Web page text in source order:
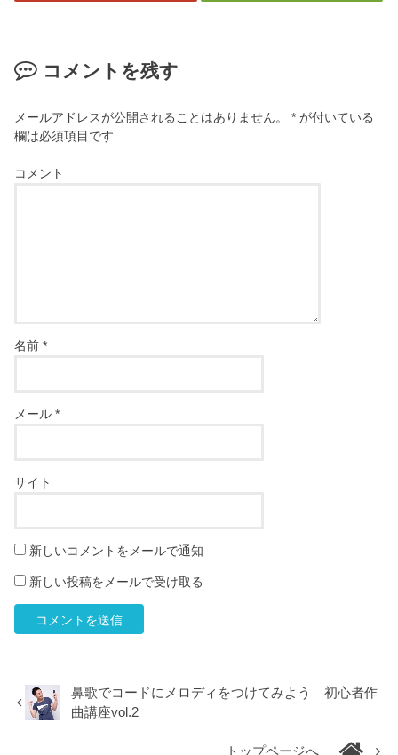
コメントを残す
メールアドレスが公開されることはありません。 * が付いている
欄は必須項目です
コメント
名前*
メール*
サイト
新しいコメントをメールで通知
新しい投稿をメールで受け取る
鼻歌でコードにメロディをつけてみよう 初心者作
曲講座vol.2
トップページへ